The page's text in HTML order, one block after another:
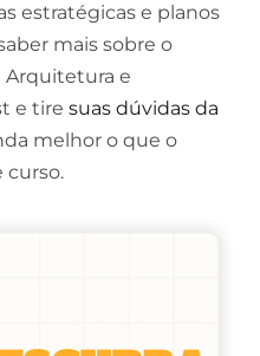
estratégicas e planos
mais sobre o
Arquitetura e
e tire suas dúvidas da
melhor o que o
curso.